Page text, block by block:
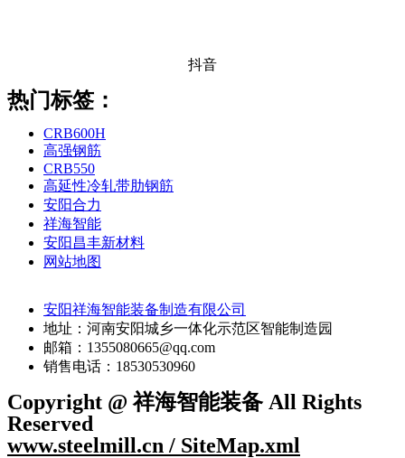
抖音
热门标签：
CRB600H
高强钢筋
CRB550
高延性冷轧带肋钢筋
安阳合力
祥海智能
安阳昌丰新材料
网站地图
安阳祥海智能装备制造有限公司
地址：河南安阳城乡一体化示范区智能制造园
邮箱：1355080665@qq.com
销售电话：18530530960
Copyright @ 祥海智能装备 All Rights
Reserved
www.steelmill.cn / SiteMap.xml